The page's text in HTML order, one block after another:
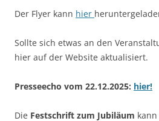
Der Flyer kann hier
Sollte sich etwas an den
hier auf der Website aktualisiert.
Presseecho vom 22.12.2025: hier!
Die Festschrift zum Jubiläum kann